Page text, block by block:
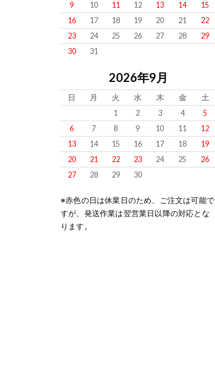
9
10 11 12 13 14
15
16
17 18 19 20 21
22
23
24 25 26 27 28
29
30
31
2026年9月
日 月 火 水 木 金
土
1
2 3 4
5
6
7 8 9 10 11
12
13
14 15 16 17 18
19
20
21 22 23 24 25
26
27
28 29 30
※赤色の日は休業日のため、ご注文は可能で
すが、発送作業は翌営業日以降の対応とな
ります。